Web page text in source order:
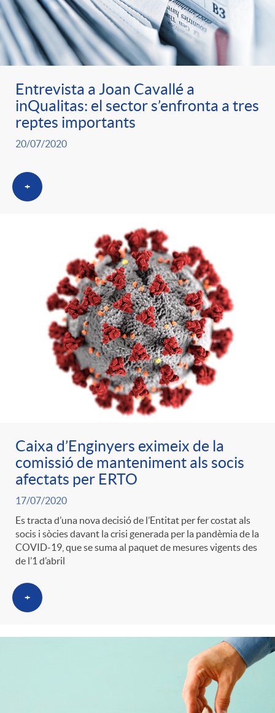
Entrevista a Joan Cavallé a
inQualitas: el sector s’enfronta a tres
reptes importants
20/07/2020
+
Caixa d’Enginyers eximeix de la
comissió de manteniment als socis
afectats per ERTO
17/07/2020
Es tracta d’una nova decisió de l’Entitat per fer costat als
socis i sòcies davant la crisi generada per la pandèmia de la
COVID-19, que se suma al paquet de mesures vigents des
de l’1 d’abril
+